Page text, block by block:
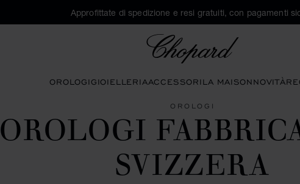
Approfittate di spedizione e resi gratuiti, con pagamenti
OROLOGIGIOIELLERIAACCESSORILA MAISONNOVITÀ
OROLOGI
OROLOGI
SVIZZERA